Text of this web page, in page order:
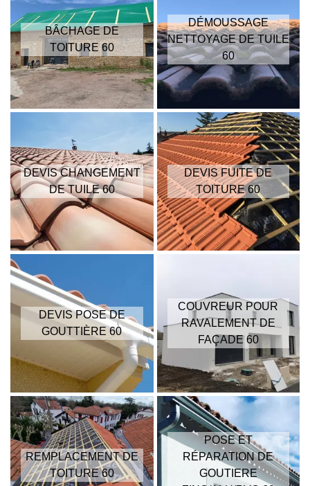
BÂCHAGE DE
TOITURE 60
DÉMOUSSAGE
NETTOYAGE DE TUILE
60
DEVIS CHANGEMENT
DE TUILE 60
DEVIS FUITE DE
TOITURE 60
DEVIS POSE DE
GOUTTIÈRE 60
COUVREUR POUR
RAVALEMENT DE
FAÇADE 60
REMPLACEMENT DE
TOITURE 60
POSE ET
RÉPARATION DE
GOUTIERE